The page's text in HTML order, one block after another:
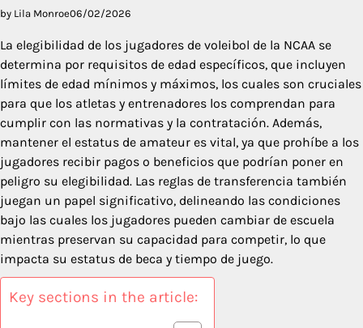
by Lila Monroe06/02/2026
La elegibilidad de los jugadores de voleibol de la NCAA se
determina por requisitos de edad específicos, que incluyen
límites de edad mínimos y máximos, los cuales son cruciales
para que los atletas y entrenadores los comprendan para
cumplir con las normativas y la contratación. Además,
mantener el estatus de amateur es vital, ya que prohíbe a los
jugadores recibir pagos o beneficios que podrían poner en
peligro su elegibilidad. Las reglas de transferencia también
juegan un papel significativo, delineando las condiciones
bajo las cuales los jugadores pueden cambiar de escuela
mientras preservan su capacidad para competir, lo que
impacta su estatus de beca y tiempo de juego.
Key sections in the article: